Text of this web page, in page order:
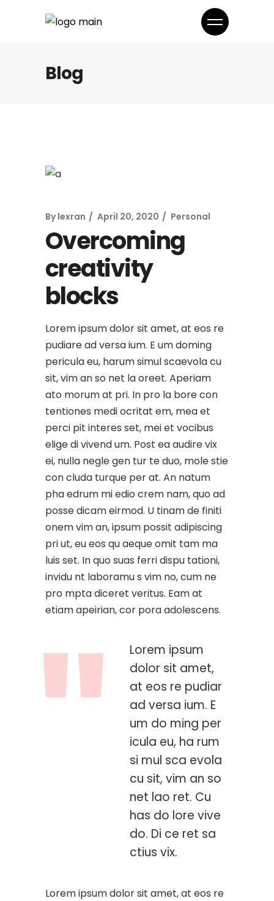
Blog
By lexran April 20, 2020 Personal
Overcoming
creativity
blocks
Lorem ipsum dolor sit amet, at eos re
pudiare ad versa ium. E um doming
pericula eu, harum simul scaevola cu
sit, vim an so net la oreet. Aperiam
ato morum at pri. In pro la bore con
tentiones medi ocritat em, mea et
perci pit interes set, mei et vocibus
elige di vivend um. Post ea audire vix
ei, nulla negle gen tur te duo, mole stie
con cluda turque per at. An natum
pha edrum mi edio crem nam, quo ad
posse dicam eirmod. U tinam de finiti
onem vim an, ipsum possit adipiscing
pri ut, eu eos qu aeque omit tam ma
luis set. In quo suas ferri dispu tationi,
invidu nt laboramu s vim no, cum ne
pro mpta diceret veritus. Eam at
etiam apeirian, cor pora adolescens.
Lorem ipsum
dolor sit amet,
at eos re pudiar
ad versa ium. E
um do ming per
icula eu, ha rum
si mul sca evola
cu sit, vim an so
net lao ret. Cu
has do lore vive
do. Di ce ret sa
ctius vix.
Lorem ipsum dolor sit amet, at eos re